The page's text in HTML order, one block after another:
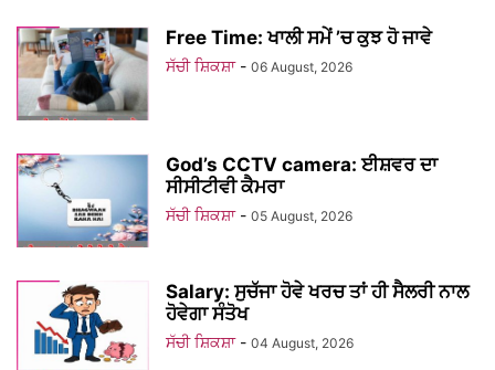
Free Time: ਖਾਲੀ ਸਮੇਂ ’ਚ ਕੁਝ ਹੋ ਜਾਵੇ
ਸੱਚੀ ਸ਼ਿਕਸ਼ਾ - 06 August, 2026
God’s CCTV camera: ਈਸ਼ਵਰ ਦਾ
ਸੀਸੀਟੀਵੀ ਕੈਮਰਾ
ਸੱਚੀ ਸ਼ਿਕਸ਼ਾ - 05 August, 2026
Salary: ਸੁਚੱਜਾ ਹੋਵੇ ਖਰਚ ਤਾਂ ਹੀ ਸੈਲਰੀ ਨਾਲ
ਹੋਵੇਗਾ ਸੰਤੋਖ
ਸੱਚੀ ਸ਼ਿਕਸ਼ਾ - 04 August, 2026